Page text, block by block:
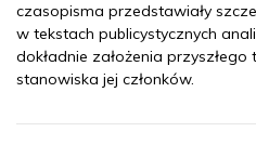
czasopisma przedstawiały
w tekstach publicystycznych
dokładnie założenia
stanowiska jej członków.